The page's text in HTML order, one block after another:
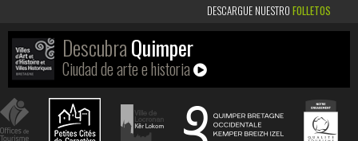
DESCARGUE NUESTRO FOLLETOS
DescubraQuimper
Ciudad de arte e historia